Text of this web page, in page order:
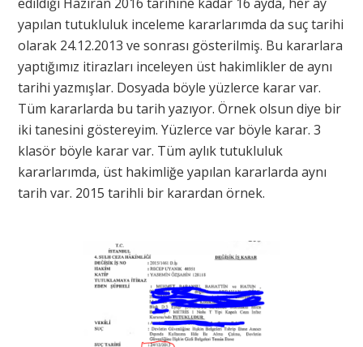
edildiği Haziran 2016 tarihine kadar 16 ayda, her ay
yapılan tutukluluk inceleme kararlarımda da suç tarihi
olarak 24.12.2013 ve sonrası gösterilmiş. Bu kararlara
yaptığımız itirazları inceleyen üst hakimlikler de aynı
tarihi yazmışlar. Dosyada böyle yüzlerce karar var.
Tüm kararlarda bu tarih yazıyor. Örnek olsun diye bir
iki tanesini göstereyim. Yüzlerce var böyle karar. 3
klasör böyle karar var. Tüm aylık tutukluluk
kararlarımda, üst hakimliğe yapılan kararlarda aynı
tarih var. 2015 tarihli bir karardan örnek.